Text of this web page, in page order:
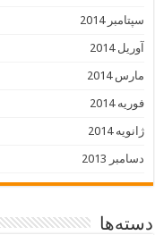
سپتامبر 2014
آوریل 2014
مارس 2014
فوریه 2014
ژانویه 2014
دسامبر 2013
دسته‌ها